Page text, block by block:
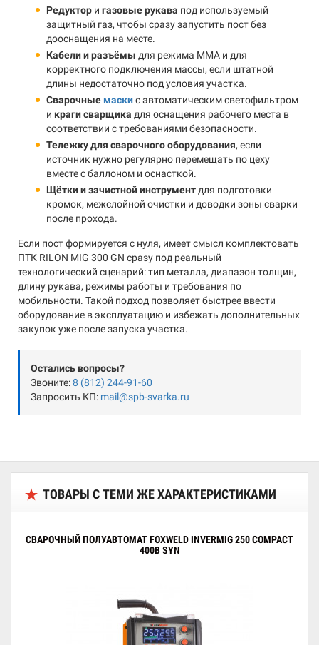
Редуктор и газовые рукава под используемый
защитный газ, чтобы сразу запустить пост без
дооснащения на месте.
Кабели и разъёмы для режима MMA и для
корректного подключения массы, если штатной
длины недостаточно под условия участка.
Сварочные маскис автоматическим светофильтром
и краги сварщика для оснащения рабочего места в
соответствии с требованиями безопасности.
Тележку для сварочного оборудования, если
источник нужно регулярно перемещать по цеху
вместе с баллоном и оснасткой.
Щётки и зачистной инструмент для подготовки
кромок, межслойной очистки и доводки зоны сварки
после прохода.
Если пост формируется с нуля, имеет смысл комплектовать
ПТК RILON MIG 300 GN сразу под реальный
технологический сценарий: тип металла, диапазон толщин,
длину рукава, режимы работы и требования по
мобильности. Такой подход позволяет быстрее ввести
оборудование в эксплуатацию и избежать дополнительных
закупок уже после запуска участка.
Остались вопросы?
Звоните:8 (812) 244-91-60
Запросить КП: mail@spb-svarka.ru
ТОВАРЫ С ТЕМИ ЖЕ ХАРАКТЕРИСТИКАМИ
СВАРОЧНЫЙ ПОЛУАВТОМАТ FOXWELD INVERMIG 250 COMPACT
400В SYN